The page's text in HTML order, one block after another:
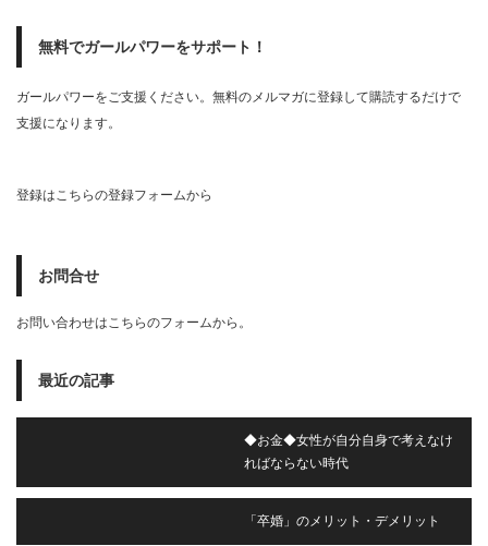
無料でガールパワーをサポート！
ガールパワーをご支援ください。無料のメルマガに登録して購読するだけで
支援になります。
登録はこちらの登録フォームから
お問合せ
お問い合わせはこちらのフォームから。
最近の記事
◆お金◆女性が自分自身で考えなけ
ればならない時代
「卒婚」のメリット・デメリット